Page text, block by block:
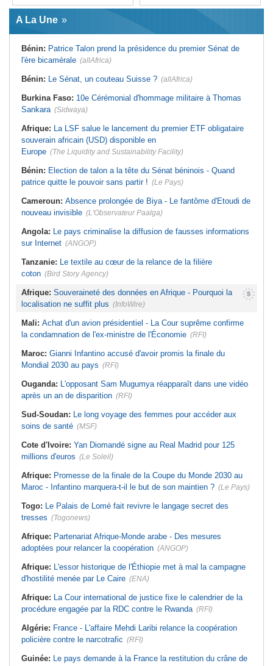
Afrique:Le continent, plaque
tournante des faux ordres de
virement
Mali:Achat d'un avion présidentiel -
condamnation de l'ex-ministre de
l'Économie
France la restitution du crâne de
Bokar Biro et de trois de ses
Bénin:Le nouveau Sénat élit son
premier président
l'environnement - La Roots Wild
Foundation distinguée au Grand Prix
Nelson Mandela
blessés dans un grave accident de
calcinée à Moknine après le
rétablissement du courant
Afrique: Ligue des Champions de la
CAF - L'Espérance exemptée au
Tunisie:Crise sanitaire au pays -
incontrôlable d'Ebola
A La Une
Bénin: Patrice Talon prend la présidence du premier Sénat de
l'ère bicamérale (allAfrica)
Bénin: Le Sénat, un couteau Suisse ? (allAfrica)
Burkina Faso: 10e Cérémonial d'hommage militaire à Thomas
Sankara (Sidwaya)
Afrique: La LSF salue le lancement du premier ETF obligataire
souverain africain (USD) disponible en
Europe (The Liquidity and Sustainability Facility)
Bénin: Election de talon a la tête du Sénat béninois - Quand
patrice quitte le pouvoir sans partir ! (Le Pays)
Cameroun: Absence prolongée de Biya - Le fantôme d'Etoudi de
nouveau invisible (L'Observateur Paalga)
Angola: Le pays criminalise la diffusion de fausses informations
sur Internet (ANGOP)
Tanzanie: Le textile au cœur de la relance de la filière
coton (Bird Story Agency)
Afrique: Souveraineté des données en Afrique - Pourquoi la
localisation ne suffit plus (InfoWire)
Mali: Achat d'un avion présidentiel - La Cour suprême confirme
la condamnation de l'ex-ministre de l'Économie (RFI)
Maroc: Gianni Infantino accusé d'avoir promis la finale du
Mondial 2030 au pays (RFI)
Ouganda: L'opposant Sam Mugumya réapparaît dans une vidéo
après un an de disparition (RFI)
Sud-Soudan: Le long voyage des femmes pour accéder aux
soins de santé (MSF)
Cote d'Ivoire: Yan Diomandé signe au Real Madrid pour 125
millions d'euros (Le Soleil)
Afrique: Promesse de la finale de la Coupe du Monde 2030 au
Maroc - Infantino marquera-t-il le but de son maintien ? (Le Pays)
Togo: Le Palais de Lomé fait revivre le langage secret des
tresses (Togonews)
Afrique: Partenariat Afrique-Monde arabe - Des mesures
adoptées pour relancer la coopération (ANGOP)
Afrique: L'essor historique de l'Éthiopie met à mal la campagne
d'hostilité menée par Le Caire (ENA)
Afrique: La Cour international de justice fixe le calendrier de la
procédure engagée par la RDC contre le Rwanda (RFI)
Algérie: France - L'affaire Mehdi Laribi relance la coopération
policière contre le narcotrafic (RFI)
Guinée: Le pays demande à la France la restitution du crâne de